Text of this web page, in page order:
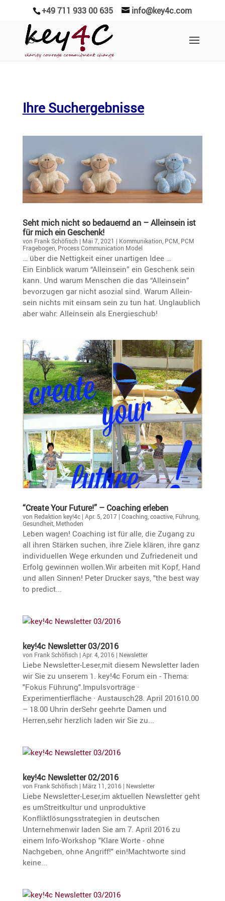
+49 711 933 00 635 info@key4c.com
Ihre Suchergebnisse
Seht mich nicht so bedau­ernd an – Allein­sein ist
für mich ein Geschenk!
von Frank Schöfisch | Mai 7, 2021 | Kommunikation, PCM, PCM
Fragebogen, Process Communication Model
… über die Nettig­keit einer unartigen Idee …
Ein Einblick warum “Allein­sein” ein Geschenk sein
kann. Und warum Menschen die das “Allein­sein”
bevor­zugen gar nicht asozial sind. Warum Allein­
sein nichts mit einsam sein zu tun hat. Unglaub­lich
aber wahr: Allein­sein als Energieschub!
“Create Your Future!” – Coaching erleben
von Redaktion key!4c| Apr. 5, 2017| Coaching,coactive, Führung,
Gesundheit, Methoden
Leben wagen! Coaching ist für alle, die Zugang zu
all ihren Stärken suchen, ihre Ziele klären, ihre ganz
individuellen Wege erkunden und Zufriedeneit und
Erfolg gewinnen wollen.Wir arbeiten mit Kopf, Hand
und allen Sinnen! Peter Drucker says, "the best way
to predict...
key!4c Newsletter 03/2016
von Frank Schöfisch | Apr. 4, 2016| Newsletter
Liebe Newsletter-Leser,mit diesem Newsletter laden
wir Sie zu unserem 1. key!4c Forum ein - Thema:
"Fokus Führung".Impulsvorträge ·
Experimentierfläche · Austausch28. April 201610.00
– 18.00 Uhrin derSehr geehrte Damen und
Herren,sehr herzlich laden wir Sie zu...
key!4c Newsletter 02/2016
von Frank Schöfisch | März 11, 2016| Newsletter
Liebe Newsletter-Leser,im aktuellen Newsletter geht
es umStreitkultur und unproduktive
Konfliktlösungsstrategien in deutschen
Unternehmenwir laden Sie am 7. April 2016 zu
einem Info-Workshop "Klare Worte - ohne
Nachgeben, ohne Angriff!" ein!Machtworte sind
keine...